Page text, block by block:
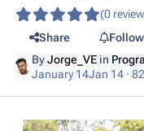
(0
Share
ByJorge_VE in
January 14Jan 14 ·